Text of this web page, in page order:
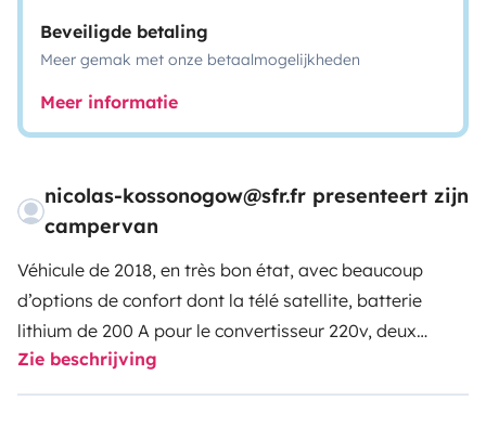
Beveiligde betaling
Meer gemak met onze betaalmogelijkheden
Meer informatie
nicolas-kossonogow@sfr.fr presenteert zijn
campervan
Véhicule de 2018, en très bon état, avec beaucoup
d’options de confort dont la télé satellite, batterie
lithium de 200 A pour le convertisseur 220v, deux
panneaux solaires de 100 W, chauffage à gaz Truma,
Petit air Fryer, 4. Pneus tout-terrain ou hiver selon la
Zie beschrijving